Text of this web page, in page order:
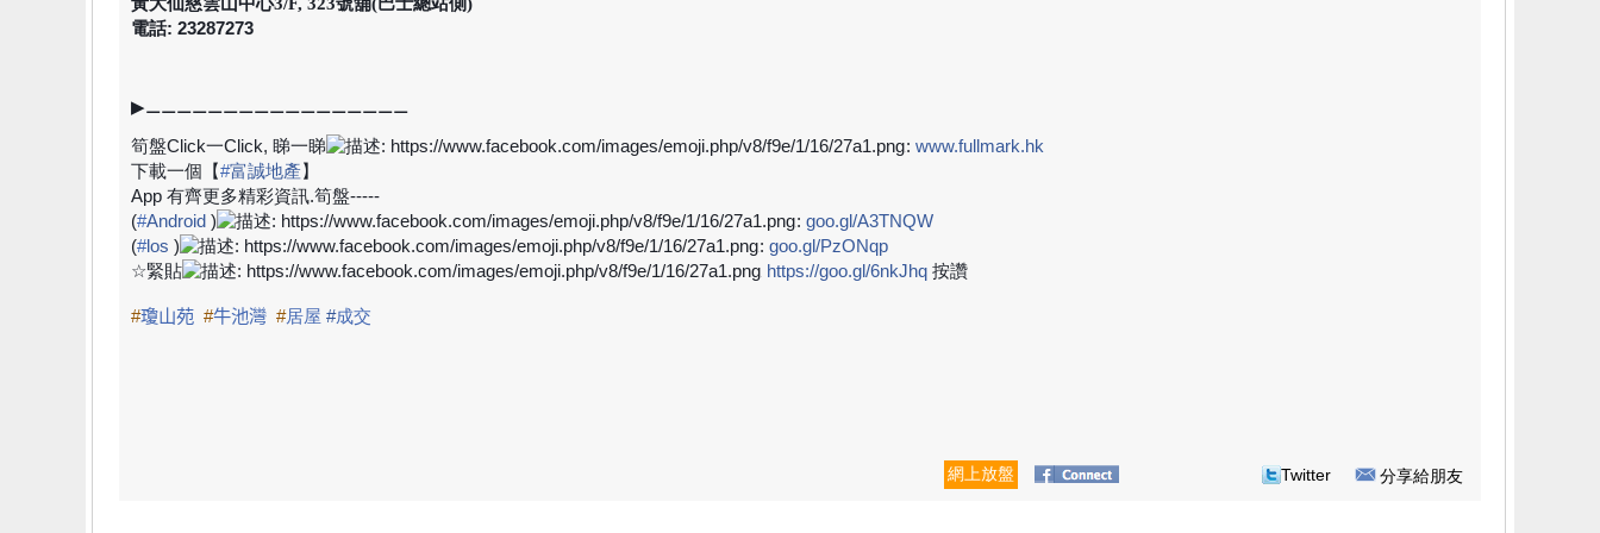
電話: 23287273
▶⚊⚊⚊⚊⚊⚊⚊⚊⚊⚊⚊⚊⚊⚊⚊⚊⚊
筍盤Click一Click, 睇一睇 : www.fullmark.hk
下載一個【#富誠地產】
App 有齊更多精彩資訊.筍盤-----
(#Android ) : goo.gl/A3TNQW
(#los ) : goo.gl/PzONqp
☆緊貼 https://goo.gl/6nkJhq 按讚
#瓊山苑 #牛池灣 #居屋 #成交
網上放盤 Twitter 分享給朋友